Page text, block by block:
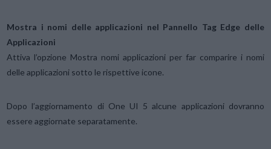
Mostra i nomi delle applicazioni nel Pannello Tag Edge delle
Applicazioni
Attiva l’opzione Mostra nomi applicazioni per far comparire i nomi
delle applicazioni sotto le rispettive icone.
Dopo l’aggiornamento di One UI 5 alcune applicazioni dovranno
essere aggiornate separatamente.